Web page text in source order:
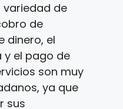
de
de
dinero, el
y el pago de
son muy
ya que
sus